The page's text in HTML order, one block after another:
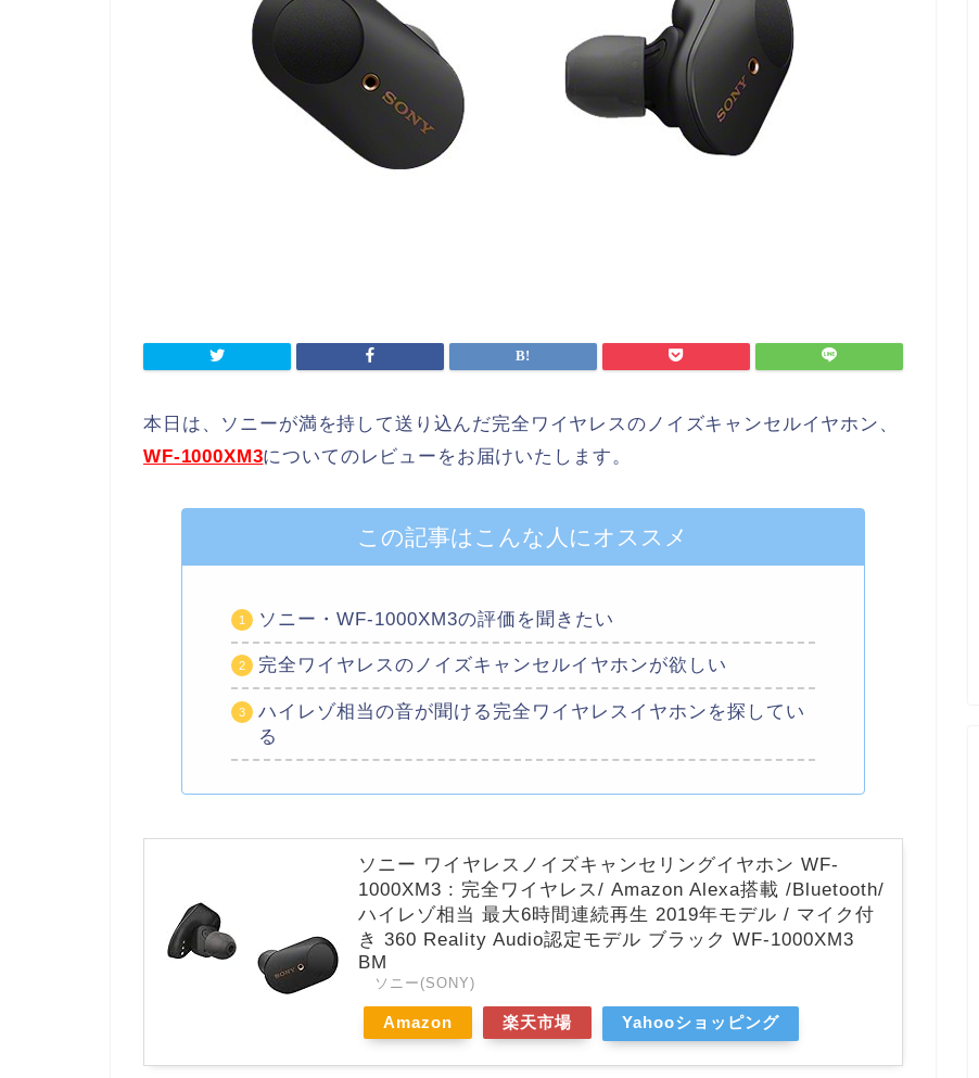
本日は、ソニーが満を持して送り込んだ完全ワイヤレスのノイズキャンセルイヤホン、
WF-1000XM3についてのレビューをお届けいたします。
この記事はこんな人にオススメ
ソニー・WF-1000XM3の評価を聞きたい
完全ワイヤレスのノイズキャンセルイヤホンが欲しい
ハイレゾ相当の音が聞ける完全ワイヤレスイヤホンを探してい
る
ソニー ワイヤレスノイズキャンセリングイヤホン WF-
1000XM3 : 完全ワイヤレス/ Amazon Alexa搭載 /Bluetooth/
ハイレゾ相当 最大6時間連続再生 2019年モデル / マイク付
き 360 Reality Audio認定モデル ブラック WF-1000XM3
BM
ソニー(SONY)
Amazon 楽天市場 Yahooショッピング